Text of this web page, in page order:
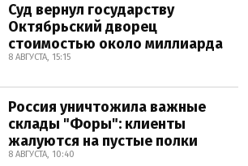
Суд вернул государству
Октябрьский дворец
стоимостью около миллиарда
8 АВГУСТА, 15:15
Россия уничтожила важные
склады "Форы": клиенты
жалуются на пустые полки
8 АВГУСТА, 10:40